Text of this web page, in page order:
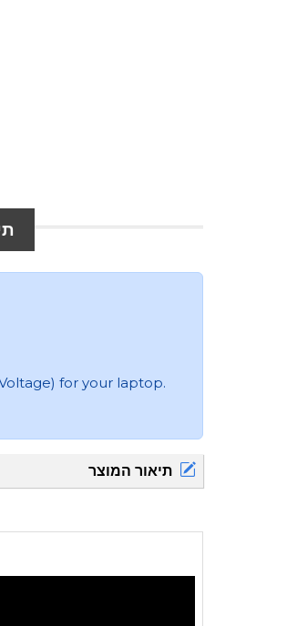
for your laptop.
תיאור המוצר